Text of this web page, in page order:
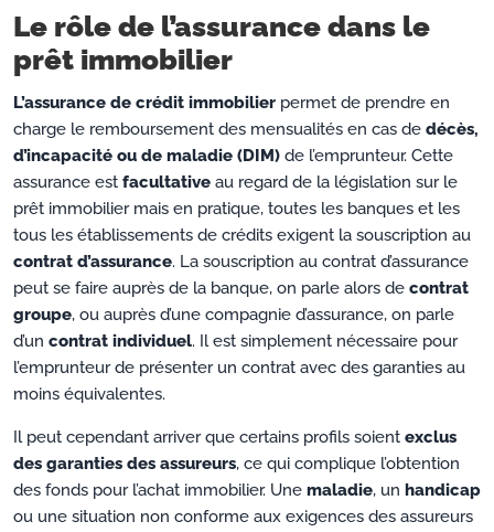
Le rôle de l’assurance dans le
prêt immobilier
L’assurance de crédit immobilier permet de prendre en
charge le remboursement des mensualités en cas de décès,
d’incapacité ou de maladie (DIM) de l’emprunteur. Cette
assurance est facultative au regard de la législation sur le
prêt immobilier mais en pratique, toutes les banques et les
tous les établissements de crédits exigent la souscription au
contrat d’assurance. La souscription au contrat d’assurance
peut se faire auprès de la banque, on parle alors de contrat
groupe, ou auprès d’une compagnie d’assurance, on parle
d’un contrat individuel. Il est simplement nécessaire pour
l’emprunteur de présenter un contrat avec des garanties au
moins équivalentes.
Il peut cependant arriver que certains profils soient exclus
des garanties des assureurs, ce qui complique l’obtention
des fonds pour l’achat immobilier. Une maladie, un handicap
ou une situation non conforme aux exigences des assureurs